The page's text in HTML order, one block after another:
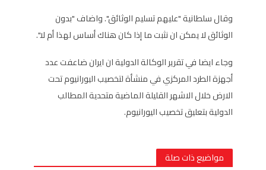
وقال سلطانية "عليهم تسليم الوثائق". واضاف "بدون
الوثائق لا يمكن ان نثبت ما إذا كان هناك أساس لهذا أم لا".
وجاء ايضا في تقرير الوكالة الدولية ان ايران ضاعفت عدد
أجهزة الطرد المركزي في منشأة لتخصيب اليورانيوم تحت
الارض خلال الاشهر القليلة الماضية متحدية المطالب
الدولية بتعليق تخصيب اليورانيوم.
مواضيع ذات صلة